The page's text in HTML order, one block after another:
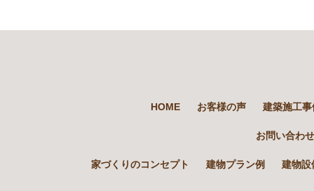
HOME お客様の声 建築施工事
お問い合わせ
家づくりのコンセプト 建物プラン例 建物設